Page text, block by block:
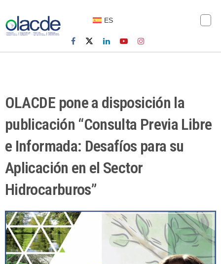
ES
OLACDE pone a disposición la
publicación “Consulta Previa Libre
e Informada: Desafíos para su
Aplicación en el Sector
Hidrocarburos”